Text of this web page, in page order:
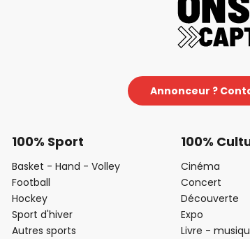
Annonceur ?
100% Sport
Basket - Hand - Volley
Football
Hockey
Sport d'hiver
Autres sports
100%
Cinéma
Concert
Découverte
Expo
Livre -